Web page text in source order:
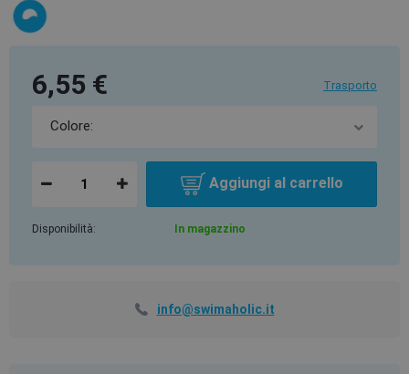
6,55 € Trasporto
Aggiungi al carrello
Disponibilità: In magazzino
info@swimaholic.it